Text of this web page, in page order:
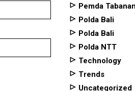
Pemda Tabanan
Polda Bali
Polda Bali
Polda NTT
Technology
Trends
Uncategorized